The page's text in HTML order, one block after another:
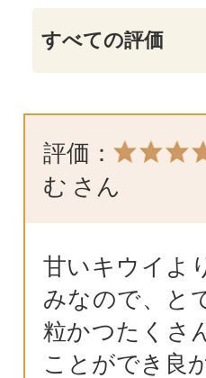
評価：
む さん
甘いキウイよ
みなので、と
粒かつたくさ
ことができ良